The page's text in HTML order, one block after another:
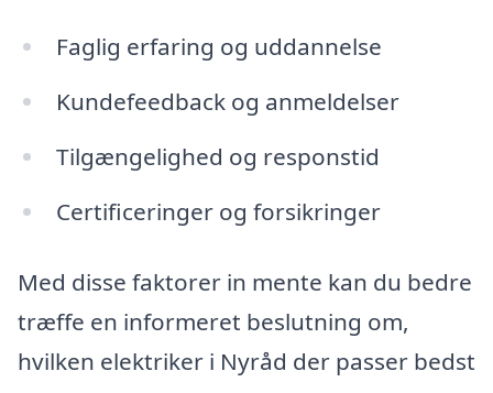
Faglig erfaring og uddannelse
Kundefeedback og anmeldelser
Tilgængelighed og responstid
Certificeringer og forsikringer
Med disse faktorer in mente kan du bedre
træffe en informeret beslutning om,
hvilken elektriker i Nyråd der passer bedst